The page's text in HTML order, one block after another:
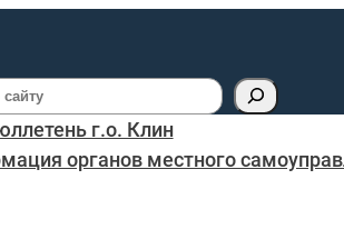
г.о. Клин
органов местного